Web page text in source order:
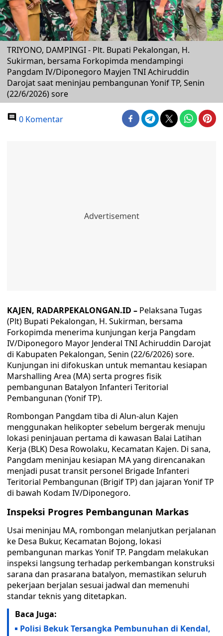
TRIYONO, DAMPINGI - Plt. Bupati Pekalongan, H.
Sukirman, bersama Forkopimda mendampingi
Pangdam IV/Diponegoro Mayjen TNI Achiruddin
Darojat saat meninjau pembangunan Yonif TP, Senin
(22/6/2026) sore
0 Komentar
KAJEN, RADARPEKALONGAN.ID – Pelaksana Tugas
(Plt) Bupati Pekalongan, H. Sukirman, bersama
Forkopimda menerima kunjungan kerja Pangdam
IV/Diponegoro Mayor Jenderal TNI Achiruddin Darojat
di Kabupaten Pekalongan, Senin (22/6/2026) sore.
Kunjungan ini difokuskan untuk memantau kesiapan
Marshalling Area (MA) serta progres fisik
pembangunan Batalyon Infanteri Teritorial
Pembangunan (Yonif TP).
Rombongan Pangdam tiba di Alun-alun Kajen
menggunakan helikopter sebelum bergerak menuju
lokasi peninjauan pertama di kawasan Balai Latihan
Kerja (BLK) Desa Rowolaku, Kecamatan Kajen. Di sana,
Pangdam meninjau kesiapan MA yang direncanakan
menjadi pusat transit personel Brigade Infanteri
Teritorial Pembangunan (Brigif TP) dan jajaran Yonif TP
di bawah Kodam IV/Diponegoro.
Inspeksi Progres Pembangunan Markas
Usai meninjau MA, rombongan melanjutkan perjalanan
ke Desa Bukur, Kecamatan Bojong, lokasi
pembangunan markas Yonif TP. Pangdam melakukan
inspeksi langsung terhadap perkembangan konstruksi
sarana dan prasarana batalyon, memastikan seluruh
pekerjaan berjalan sesuai jadwal dan memenuhi
standar teknis yang ditetapkan.
Baca Juga:
Polisi Bekuk Tersangka Pembunuhan di Kendal,